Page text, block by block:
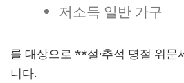
저소득 일반 가구
를 대상으로 **설·추석 명절 위
니다.